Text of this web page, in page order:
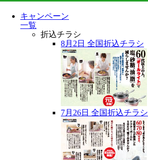
キャンペーン
一覧
折込チラシ
8月2日 全国折込チラシ
7月26日 全国折込チラシ